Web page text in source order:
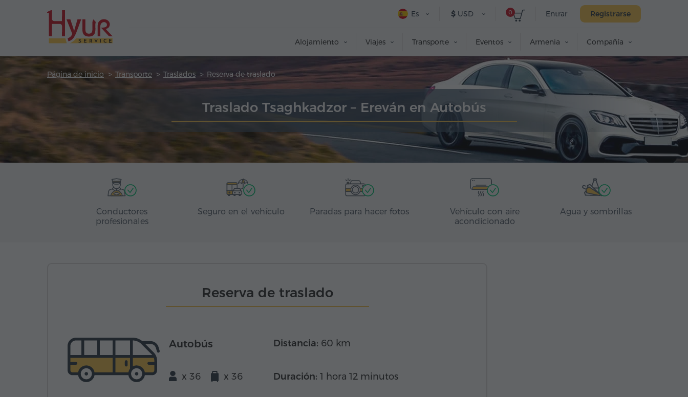
Entrar Registrarse
0
$ USD
Es
Alojamiento Viajes Transporte Eventos Armenia Compañía
Página de inicio Transporte Traslados Reserva de traslado
Traslado Tsaghkadzor – Ereván en Autobús
Conductores
profesionales
Seguro en el vehículo Paradas para hacer fotos
Vehículo con aire
acondicionado
Agua y sombrillas
Reserva de traslado
Autobús
x 36 x 36
Distancia: 60 km
Duración: 1 hora 12 minutos